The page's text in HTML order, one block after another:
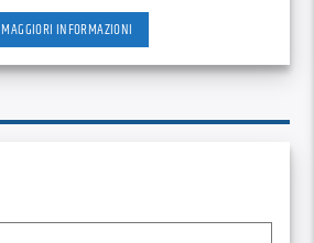
MAGGIORI INFORMAZIONI